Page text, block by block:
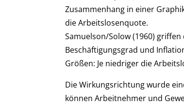
Zusammenhang in einer
die Arbeitslosenquote.
Samuelson/Solow (1960)
Beschäftigungsgrad und
Größen: Je niedriger die
Die Wirkungsrichtung wurde
können Arbeitnehmer und